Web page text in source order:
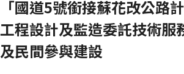
「國道5號銜接蘇花改公路
工程設計及監造委託技術服
及民間參與建設